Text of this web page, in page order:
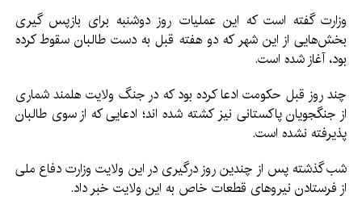
وزارت گفته است که این عملیات روز دوشنبه برای بازپس گیری
بخش‌هایی از این شهر که دو هفته قبل به دست طالبان سقوط کرده
بود، آغاز شده است.
چند روز قبل حکومت ادعا کرده بود که در جنگ ولایت هلمند شماری
از جنگجویان پاکستانی نیز کشته شده اند؛ ادعایی که از سوی طالبان
پذیرفته نشده است.
شب گذشته پس از چندین روز درگیری در این ولایت وزارت دفاع ملی
از فرستادن نیروهای قطعات خاص به این ولایت خبر داد.